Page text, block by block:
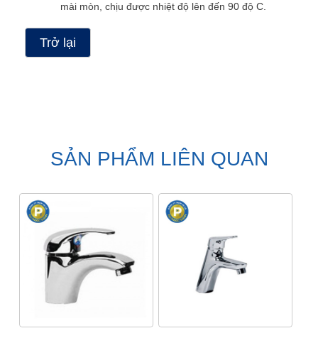
mài mòn, chịu được nhiệt độ lên đến 90 độ C.
Trở lại
SẢN PHẨM LIÊN QUAN